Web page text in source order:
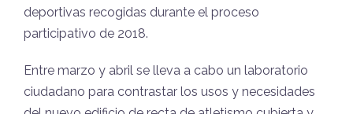
deportivas recogidas durante el proceso
participativo de 2018.
Entre marzo y abril se lleva a cabo un laboratorio
ciudadano para contrastar los usos y necesidades